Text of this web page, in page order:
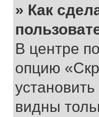
» Как
В центре
опцию
видны